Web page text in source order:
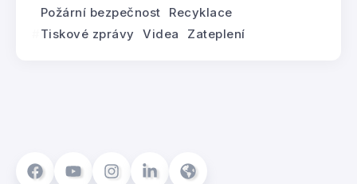
Požární bezpečnost
Recyklace
Tiskové zprávy
Videa Zateplení